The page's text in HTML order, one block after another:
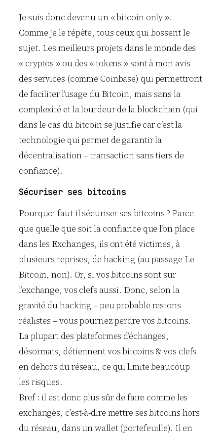
Je suis donc devenu un « bitcoin only ».
Comme je le répète, tous ceux qui bossent le
sujet. Les meilleurs projets dans le monde des
« cryptos » ou des « tokens » sont à mon avis
des services (comme Coinbase) qui permettront
de faciliter l’usage du Bitcoin, mais sans la
complexité et la lourdeur de la blockchain (qui
dans le cas du bitcoin se justifie car c’est la
technologie qui permet de garantir la
décentralisation – transaction sans tiers de
confiance).
Sécuriser ses bitcoins
Pourquoi faut-il sécuriser ses bitcoins ? Parce
que quelle que soit la confiance que l’on place
dans les Exchanges, ils ont été victimes, à
plusieurs reprises, de hacking (au passage Le
Bitcoin, non). Or, si vos bitcoins sont sur
l’exchange, vos clefs aussi. Donc, selon la
gravité du hacking – peu probable restons
réalistes – vous pourriez perdre vos bitcoins.
La plupart des plateformes d’échanges,
désormais, détiennent vos bitcoins & vos clefs
en dehors du réseau, ce qui limite beaucoup
les risques.
Bref : il est donc plus sûr de faire comme les
exchanges, c’est-à-dire mettre ses bitcoins hors
du réseau, dans un wallet (portefeuille). Il en